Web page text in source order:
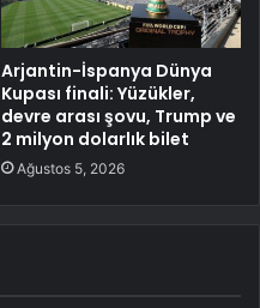
Arjantin-İspanya Dünya
Kupası finali: Yüzükler,
devre arası şovu, Trump ve
2 milyon dolarlık bilet
Ağustos 5, 2026